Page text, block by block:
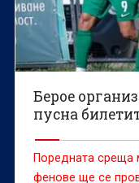
Берое
пусна
Поредната среща
фенове ще се